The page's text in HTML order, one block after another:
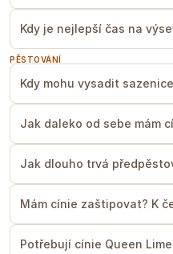
SPON
Cínie sázíme do
Pro cínie vyberte
přísunem
písčité, humózní
drenáží.
Jestli platí jedna
narušený
nepravidelná
proto
Kdy je nejlepší čas na
PĚSTOVÁNÍ
Kdy mohu vysadit
Jak daleko od sebe mám
Jak dlouho trvá
Mám cínie zaštipovat? K
Potřebují cínie Queen